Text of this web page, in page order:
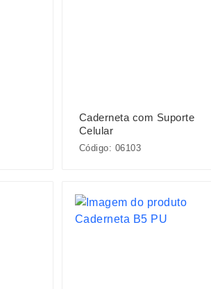
Caderneta com Suporte
Celular
Código: 06103